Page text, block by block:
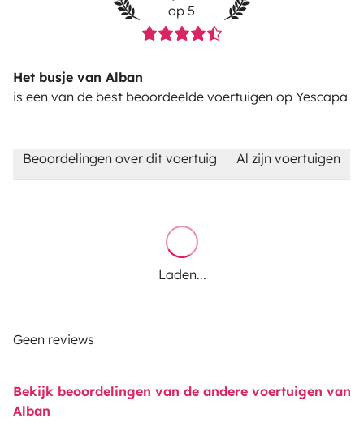
op 5
Het busje van Alban
is een van de best beoordeelde voertuigen op Yescapa
Beoordelingen over dit voertuig Al zijn voertuigen
Laden...
Geen reviews
Bekijk beoordelingen van de andere voertuigen van
Alban